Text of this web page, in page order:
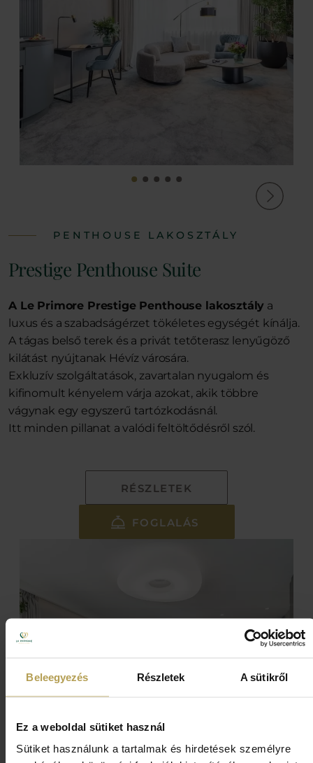
Beleegyezés Részletek A sütikről
Ez a weboldal sütiket használ
Sütiket használunk a tartalmak és hirdetések személyre
PENTHOUSE LAKOSZTÁLY
Prestige Penthouse Suite
A Le Primore Prestige Penthouse lakosztály a
luxus és a szabadságérzet tökéletes egységét kínálja.
A tágas belső terek és a privát tetőterasz lenyűgöző
kilátást nyújtanak Hévíz városára.
Exkluzív szolgáltatások, zavartalan nyugalom és
kifinomult kényelem várja azokat, akik többre
vágynak egy egyszerű tartózkodásnál.
Itt minden pillanat a valódi feltöltődésről szól.
RÉSZLETEK
FOGLALÁS